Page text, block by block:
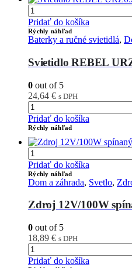
Pridať do košíka
Rýchly náhľad
Baterky a ručné svietidlá,
Svietidlo REBEL
0 out of 5
24,64 € s DPH
Pridať do košíka
Rýchly náhľad
Pridať do košíka
Rýchly náhľad
Dom a záhrada, Svetlo,
Zdroj 12V/100W
0 out of 5
18,89 € s DPH
Pridať do košíka